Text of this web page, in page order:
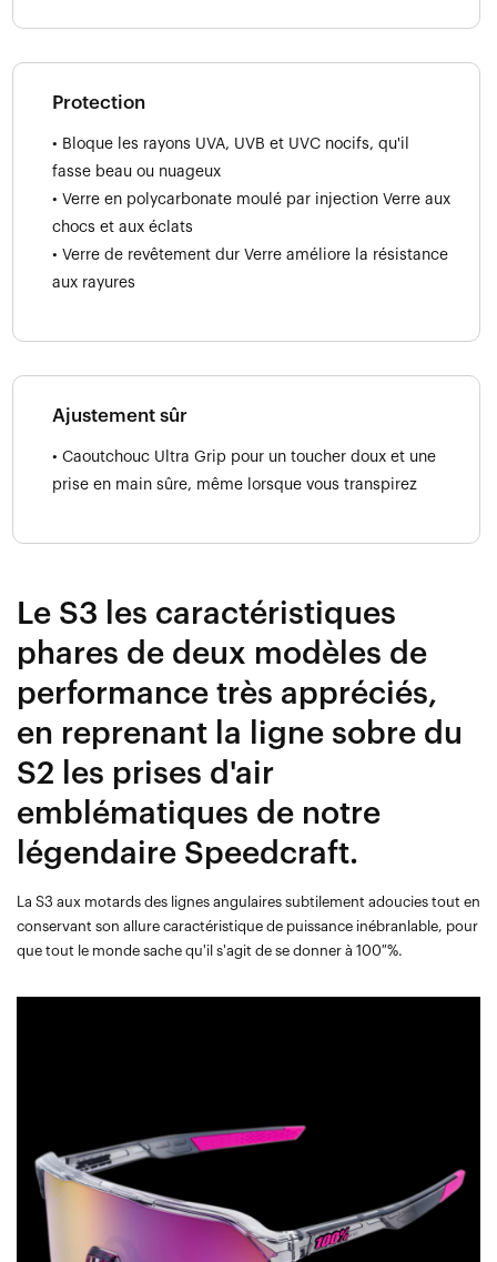
Protection
• Bloque les rayons UVA, UVB et UVC nocifs, qu'il
fasse beau ou nuageux
• Verre en polycarbonate moulé par injection Verre aux
chocs et aux éclats
• Verre de revêtement dur Verre améliore la résistance
aux rayures
Ajustement sûr
• Caoutchouc Ultra Grip pour un toucher doux et une
prise en main sûre, même lorsque vous transpirez
Le S3 les caractéristiques
phares de deux modèles de
performance très appréciés,
en reprenant la ligne sobre du
S2 les prises d'air
emblématiques de notre
légendaire Speedcraft.
La S3 aux motards des lignes angulaires subtilement adoucies tout en
conservant son allure caractéristique de puissance inébranlable, pour
que tout le monde sache qu'il s'agit de se donner à 100 %.